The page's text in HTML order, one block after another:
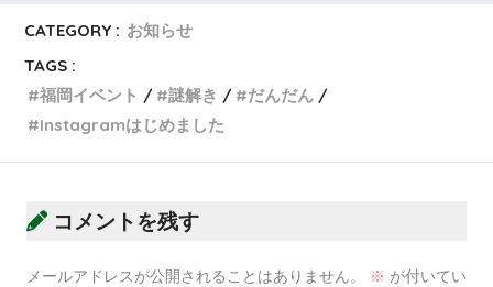
CATEGORY : お知らせ
TAGS :
福岡イベント
謎解き
だんだん
Instagramはじめました
コメントを残す
メールアドレスが公開されることはありません。 ※ が付いてい